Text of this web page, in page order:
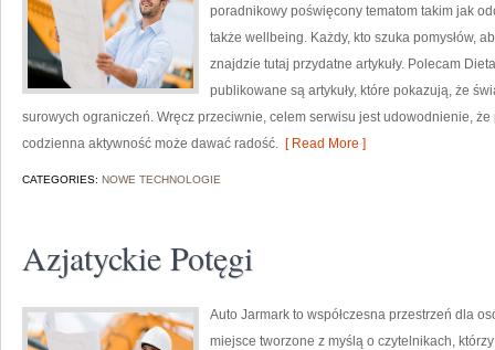
poradnikowy poświęcony tematom takim jak
także wellbeing. Każdy, kto szuka pomysłów,
znajdzie tutaj przydatne artykuły. Polecam
publikowane są artykuły, które pokazują, że
surowych ograniczeń. Wręcz przeciwnie, celem serwisu jest udowodnienie,
codzienna aktywność może dawać radość. [ Read More ]
CATEGORIES: NOWE TECHNOLOGIE
Azjatyckie Potęgi
Auto Jarmark to współczesna przestrzeń dla
miejsce tworzone z myślą o czytelnikach,